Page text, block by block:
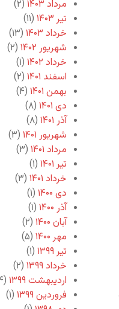
مرداد ۱۴۰۳
(۲)
تیر ۱۴۰۳
(۱۱)
خرداد ۱۴۰۳
(۱۳)
شهریور ۱۴۰۲
(۲)
خرداد ۱۴۰۲
(۱)
اسفند ۱۴۰۱
(۲)
بهمن ۱۴۰۱
(۴)
دی ۱۴۰۱
(۸)
آذر ۱۴۰۱
(۸)
شهریور ۱۴۰۱
(۳)
مرداد ۱۴۰۱
(۳)
تیر ۱۴۰۱
(۱)
خرداد ۱۴۰۱
(۳)
دی ۱۴۰۰
(۱)
آذر ۱۴۰۰
(۱)
آبان ۱۴۰۰
(۲)
مهر ۱۴۰۰
(۵)
تیر ۱۳۹۹
(۱)
خرداد ۱۳۹۹
(۲)
اردیبهشت ۱۳۹۹
(۴)
فروردین ۱۳۹۹
(۱)